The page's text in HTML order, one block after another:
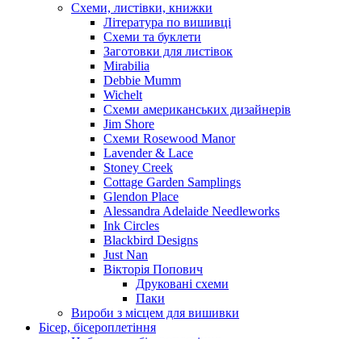
Схеми, листівки, книжки
Література по вишивці
Схеми та буклети
Заготовки для листівок
Mirabilia
Debbie Mumm
Wichelt
Схеми американських дизайнерів
Jim Shore
Cхеми Rosewood Manor
Lavender & Lace
Stoney Creek
Cottage Garden Samplings
Glendon Place
Alessandra Adelaide Needleworks
Ink Circles
Blackbird Designs
Just Nan
Вікторія Попович
Друковані схеми
Паки
Вироби з місцем для вишивки
Бісер, бісероплетіння